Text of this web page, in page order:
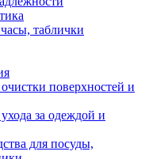
таблички
поверхностей и
за одеждой и
для посуды,